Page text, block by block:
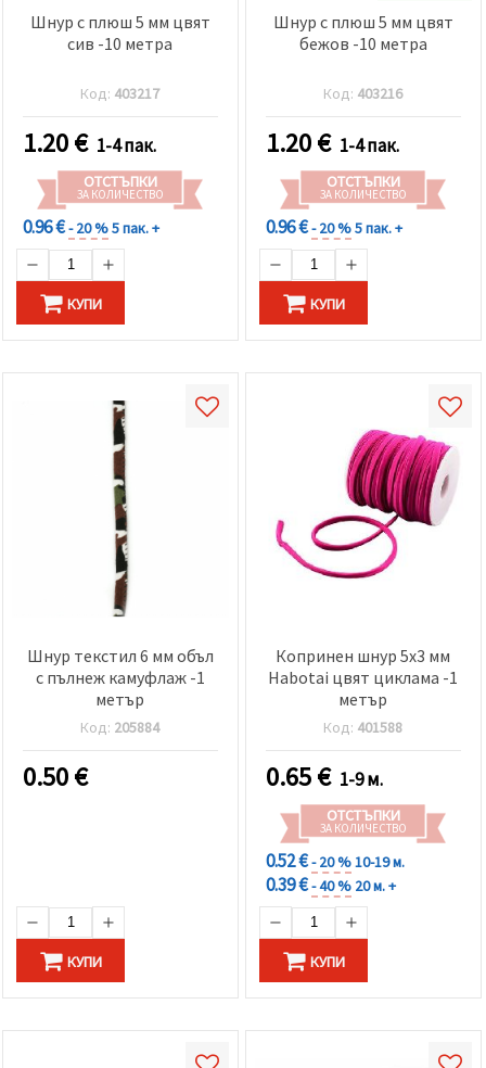
Шнур с плюш 5 мм цвят
сив -10 метра
Код: 403217
1.20€ 1-4 пак.
ОТСТЪПКИ
ЗА КОЛИЧЕСТВО
0.96 €- 20 %5 пак. +
КУПИ
Шнур с плюш 5 мм цвят
бежов -10 метра
Код: 403216
1.20€ 1-4 пак.
ОТСТЪПКИ
ЗА КОЛИЧЕСТВО
0.96 €- 20 %5 пак. +
КУПИ
Шнур текстил 6 мм объл
с пълнеж камуфлаж -1
метър
Код: 205884
0.50€
КУПИ
Копринен шнур 5x3 мм
Habotai цвят циклама -1
метър
Код: 401588
0.65€ 1-9 м.
ОТСТЪПКИ
ЗА КОЛИЧЕСТВО
0.52 €- 20 %10-19 м.
0.39 €- 40 % 20 м. +
КУПИ